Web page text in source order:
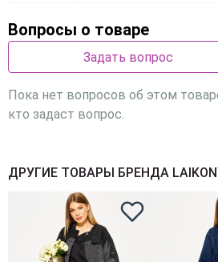
Вопросы о товаре
Задать вопрос
Пока нет вопросов об этом
кто задаст вопрос.
ДРУГИЕ ТОВАРЫ БРЕНДА